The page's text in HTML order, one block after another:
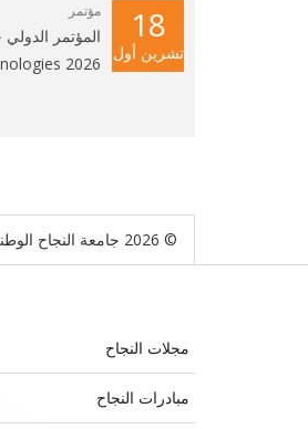
18
تشرين أول
مؤتمر
المؤتمر
2026 Future Technologies
© 2026 جامعة النجاح الوطنية
مجلات النجاح
مبادرات النجاح